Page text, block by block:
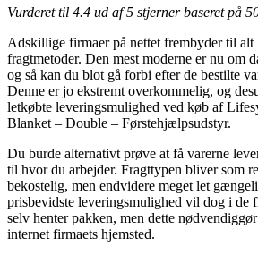
Vurderet til 4.4 ud af 5 stjerner baseret på
Adskillige firmaer på nettet frembyder til alt
fragtmetoder. Den mest moderne er nu om
og så kan du blot gå forbi efter de bestilte
Denne er jo ekstremt overkommelig, og
letkøbte leveringsmulighed ved køb af
Blanket – Double – Førstehjælpsudstyr.
Du burde alternativt prøve at få varerne
til hvor du arbejder. Fragttypen bliver som
bekostelig, men endvidere meget let
prisbevidste leveringsmulighed vil dog i de
selv henter pakken, men dette
internet firmaets hjemsted.